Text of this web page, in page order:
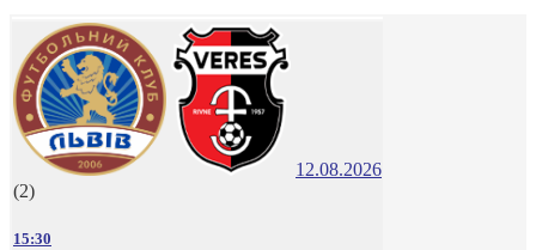
12.08.2026
(2)
15:30